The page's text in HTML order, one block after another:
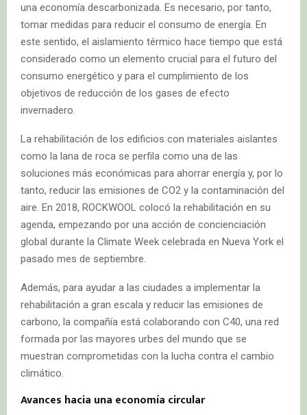
una economía descarbonizada. Es necesario, por tanto,
tomar medidas para reducir el consumo de energía. En
este sentido, el aislamiento térmico hace tiempo que está
considerado como un elemento crucial para el futuro del
consumo energético y para el cumplimiento de los
objetivos de reducción de los gases de efecto
invernadero.
La rehabilitación de los edificios con materiales aislantes
como la lana de roca se perfila como una de las
soluciones más económicas para ahorrar energía y, por lo
tanto, reducir las emisiones de CO2 y la contaminación del
aire. En 2018, ROCKWOOL colocó la rehabilitación en su
agenda, empezando por una acción de concienciación
global durante la Climate Week celebrada en Nueva York el
pasado mes de septiembre.
Además, para ayudar a las ciudades a implementar la
rehabilitación a gran escala y reducir las emisiones de
carbono, la compañía está colaborando con C40, una red
formada por las mayores urbes del mundo que se
muestran comprometidas con la lucha contra el cambio
climático.
Avances hacia una economía circular